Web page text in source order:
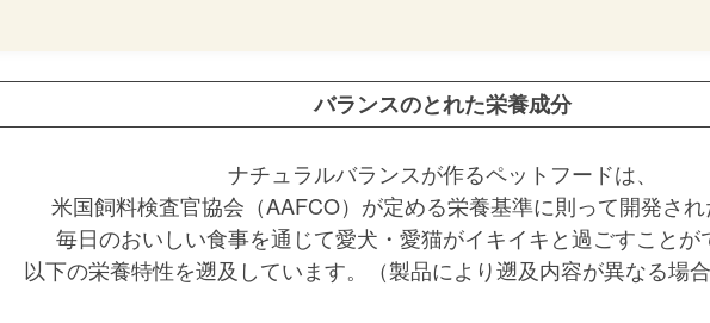
バランスのとれた栄養成分
ナチュラルバランスが作るペットフードは、
米国飼料検査官協会（AAFCO）が定める栄養基準に則って開発さ
毎日のおいしい食事を通じて愛犬・愛猫がイキイキと過ごすことが
以下の栄養特性を遡及しています。（製品により遡及内容が異なる場